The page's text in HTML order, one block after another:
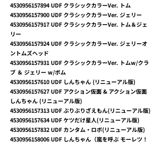
4530956157894UDF クラシックカラーVer. トム
4530956157900 UDF クラシックカラーVer. ジェリー
4530956157917 UDF クラシックカラーVer. トム＆ジェ
リー
4530956157924UDF クラシックカラーVer. ジェリーオ
ントムズヘッド
4530956157931 UDF クラシックカラーVer. トムw/クラ
ブ ＆ ジェリー w/ボム
4530956157610 UDF しんちゃん (リニューアル版)
4530956157627 UDF アクション仮面 & アクション仮面
しんちゃん (リニューアル版)
4530956157313 UDF ぶりぶりざえもん(リニューアル版)
4530956157634UDF ケツだけ星人(リニューアル版)
4530956157832 UDF カンタム・ロボ(リニューアル版)
4530956158006 UDF しんちゃん（嵐を呼ぶ モーレツ！